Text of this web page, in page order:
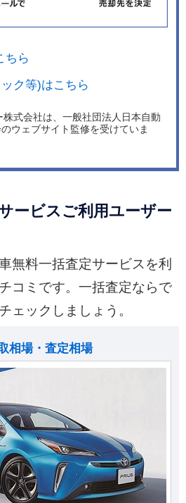
ちら
ク等)はこちら
株式会社は、一般社団法人日本自動
ウェブサイト監修を受けていま
ービスご利用ユーザー
無料一括査定サービスを利
コミです。一括査定ならで
ェックしましょう。
相場・査定相場